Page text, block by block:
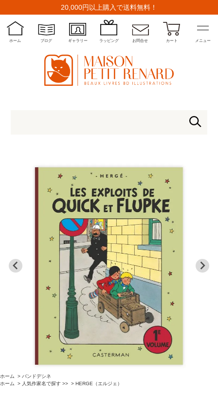
20,000円以上購入で送料無料！
ホーム ブログ ギャラリー ラッピング お問合せ カート メニュー
ホーム > バンドデシネ
ホーム
> 人気作家名で探す >> > HERGE（エルジェ）